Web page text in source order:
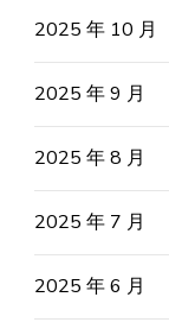
2025 年 10 月
2025 年 9 月
2025 年 8 月
2025 年 7 月
2025 年 6 月